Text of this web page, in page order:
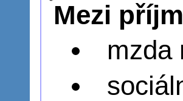
Mezi
mzda